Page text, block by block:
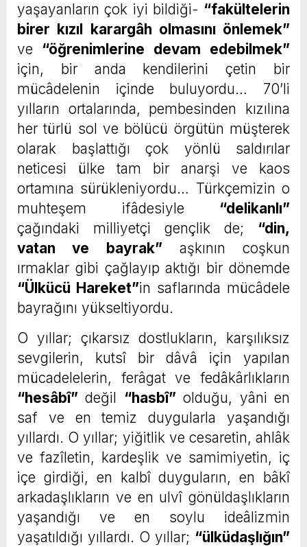
yaşayanların çok iyi bildiği- “fakültelerin
birer kızıl karargâh olmasını önlemek”
ve “öğrenimlerine devam edebilmek”
için, bir anda kendilerini çetin bir
mücâdelenin içinde buluyordu… 70’li
yılların ortalarında, pembesinden kızılına
her türlü sol ve bölücü örgütün müşterek
olarak başlattığı çok yönlü saldırılar
neticesi ülke tam bir anarşi ve kaos
ortamına sürükleniyordu… Türkçemizin o
muhteşem ifâdesiyle “delikanlı”
çağındaki milliyetçi gençlik de; “din,
vatan ve bayrak” aşkının coşkun
ırmaklar gibi çağlayıp aktığı bir dönemde
“Ülkücü Hareket”in saflarında mücâdele
bayrağını yükseltiyordu.
O yıllar; çıkarsız dostlukların, karşılıksız
sevgilerin, kutsî bir dâvâ için yapılan
mücadelelerin, ferâgat ve fedâkârlıkların
“hesâbî” değil “hasbî” olduğu, yâni en
saf ve en temiz duygularla yaşandığı
yıllardı. O yıllar; yiğitlik ve cesaretin, ahlâk
ve fazîletin, kardeşlik ve samimiyetin, iç
içe girdiği, en kalbî duyguların, en bâkî
arkadaşlıkların ve en ulvî gönüldaşlıkların
yaşandığı ve en soylu ideâlizmin
yaşatıldığı yıllardı. O yıllar; “ülküdaşlığın”